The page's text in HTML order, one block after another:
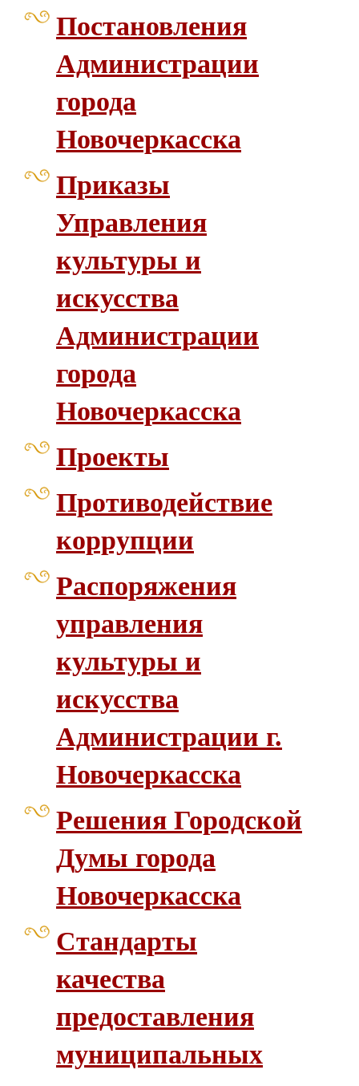
Постановления
Администрации
города
Новочеркасска
Приказы
Управления
культуры и
искусства
Администрации
города
Новочеркасска
Проекты
Противодействие
коррупции
Распоряжения
управления
культуры и
искусства
Администрации г.
Новочеркасска
Решения Городской
Думы города
Новочеркасска
Стандарты
качества
предоставления
муниципальных